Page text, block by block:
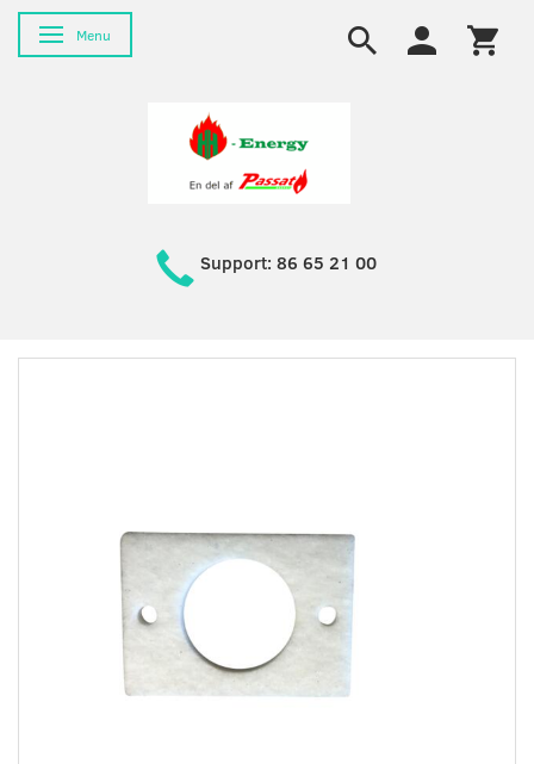
Skifte navigation
Menu
Support: 86 65 21 00